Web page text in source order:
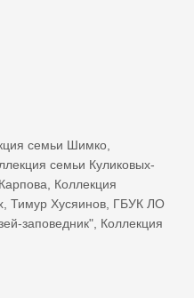
семьи Шимко
семьи Куликовых-
Коллекция
Тимур Хусяинов ГБУК ЛО
заповедник" Коллекция